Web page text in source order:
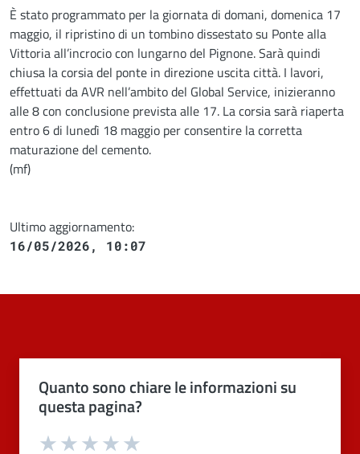
Descrizione
È stato programmato per la giornata di domani, domenica 17
maggio, il ripristino di un tombino dissestato su Ponte alla
Vittoria all’incrocio con lungarno del Pignone. Sarà quindi
chiusa la corsia del ponte in direzione uscita città. I lavori,
effettuati da AVR nell’ambito del Global Service, inizieranno
alle 8 con conclusione prevista alle 17. La corsia sarà riaperta
entro 6 di lunedì 18 maggio per consentire la corretta
maturazione del cemento.
(mf)
Ultimo aggiornamento:
16/05/2026, 10:07
Quanto sono chiare le informazioni su
questa pagina?
Valuta 4 stelle su 5
Valuta 3 stelle su 5
Valuta 2 stelle su 5
Valuta 1 stelle su 5